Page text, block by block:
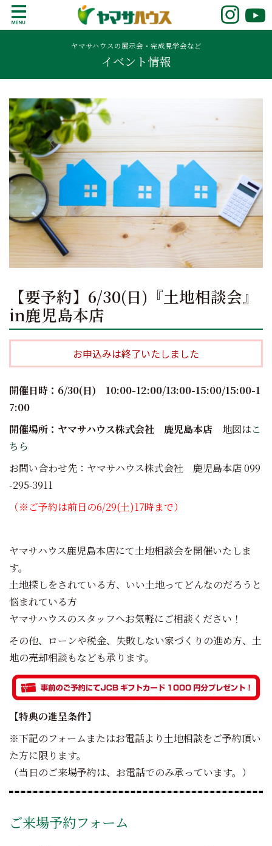
o
鹿児島で注文住宅ならヤマサハウス
新築の注文住宅や建売モデルハウスをお探し
の方はこちら。鹿児島県内で11年連続ナンバ
ーワンの実績を誇る、絆の家でおなじみの
ヤマサハウス。展示場情報や家づくりのこだ
ヤマサハウスの展示会・完成見学会など
イベント情報
【要予約】6/30(日)『土地相談会』
in鹿児島本店
お申込みは終了いたしました
開催日時：6/30(日) 10:00-12:00/13:00-15:00/15:00-1
7:00
開催場所：ヤマサハウス株式会社 鹿児島本店 地図はこ
ちら
お問い合わせ先：ヤマサハウス株式会社 鹿児島本店 099
-295-3911
（※ご予約は前日の6/29(土)17時まで）
ヤマサハウス鹿児島本店にて土地相談会を開催いたしま
す。
土地探しをされている方、いい土地ってどんなのだろうと
悩まれている方
ヤマサハウスのスタッフへお気軽にご相談ください！
その他、ローンや税金、失敗しない家づくりの進め方、土
地の売却相談もなども承ります。
【特典の進呈条件】
※下記のフォームまたはお電話より土地相談をご予約頂い
た方に限ります。
（当日のご来場予約は、お電話でのみ承っています。）
ご来場予約フォーム